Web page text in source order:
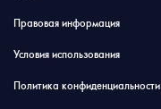
Правовая информация
Условия использования
Политика конфиденциальности